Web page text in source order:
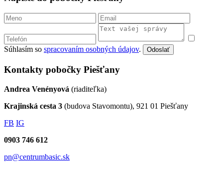
Súhlasím so spracovaním osobných údajov. Odoslať
Kontakty pobočky Piešťany
Andrea Venényová (riaditeľka)
Krajinská cesta 3 (budova Stavomontu), 921 01 Piešťany
FB IG
0903 746 612
pn@centrumbasic.sk